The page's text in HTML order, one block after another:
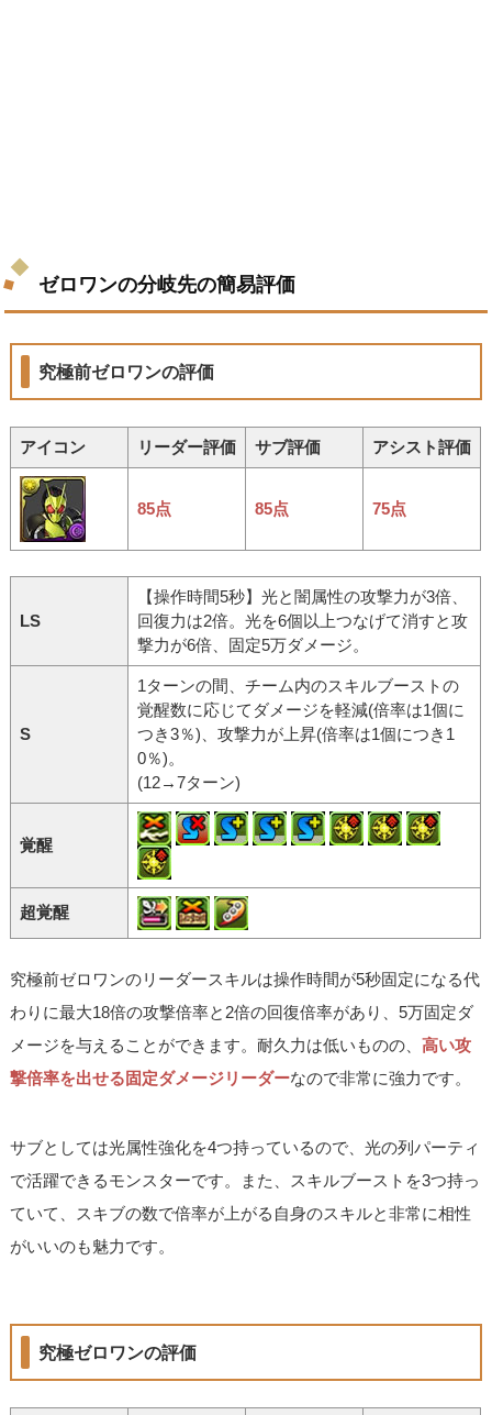
ゼロワンの分岐先の簡易評価
究極前ゼロワンの評価
アイコン リーダー評価 サブ評価 アシスト評価
85点 85点 75点
LS
【操作時間5秒】光と闇属性の攻撃力が3倍、
回復力は2倍。光を6個以上つなげて消すと攻
撃力が6倍、固定5万ダメージ。
S
1ターンの間、チーム内のスキルブーストの
覚醒数に応じてダメージを軽減(倍率は1個に
つき3％)、攻撃力が上昇(倍率は1個につき1
0％)。
(12→7ターン)
覚醒
超覚醒
究極前ゼロワンのリーダースキルは操作時間が5秒固定になる代
わりに最大18倍の攻撃倍率と2倍の回復倍率があり、5万固定ダ
メージを与えることができます。耐久力は低いものの、高い攻
撃倍率を出せる固定ダメージリーダーなので非常に強力です。
サブとしては光属性強化を4つ持っているので、光の列パーティ
で活躍できるモンスターです。また、スキルブーストを3つ持っ
ていて、スキブの数で倍率が上がる自身のスキルと非常に相性
がいいのも魅力です。
究極ゼロワンの評価